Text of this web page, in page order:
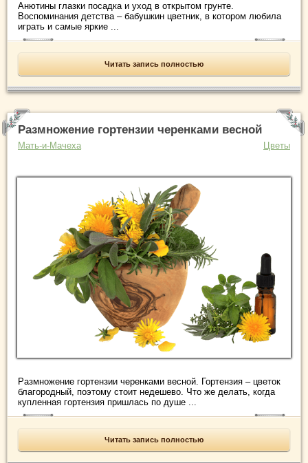
Анютины глазки посадка и уход в открытом грунте.
Воспоминания детства – бабушкин цветник, в котором любила
играть и самые яркие ...
Читать запись полностью
Размножение гортензии черенками весной
Мать-и-Мачеха Цветы
Размножение гортензии черенками весной. Гортензия – цветок
благородный, поэтому стоит недешево. Что же делать, когда
купленная гортензия пришлась по душе ...
Читать запись полностью